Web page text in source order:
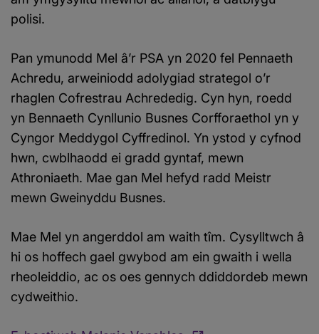
polisi.
Pan ymunodd Mel â’r PSA yn 2020 fel Pennaeth
Achredu, arweiniodd adolygiad strategol o’r
rhaglen Cofrestrau Achrededig. Cyn hyn, roedd
yn Bennaeth Cynllunio Busnes Corfforaethol yn y
Cyngor Meddygol Cyffredinol. Yn ystod y cyfnod
hwn, cwblhaodd ei gradd gyntaf, mewn
Athroniaeth. Mae gan Mel hefyd radd Meistr
mewn Gweinyddu Busnes.
Mae Mel yn angerddol am waith tîm. Cysylltwch â
hi os hoffech gael gwybod am ein gwaith i wella
rheoleiddio, ac os oes gennych ddiddordeb mewn
cydweithio.